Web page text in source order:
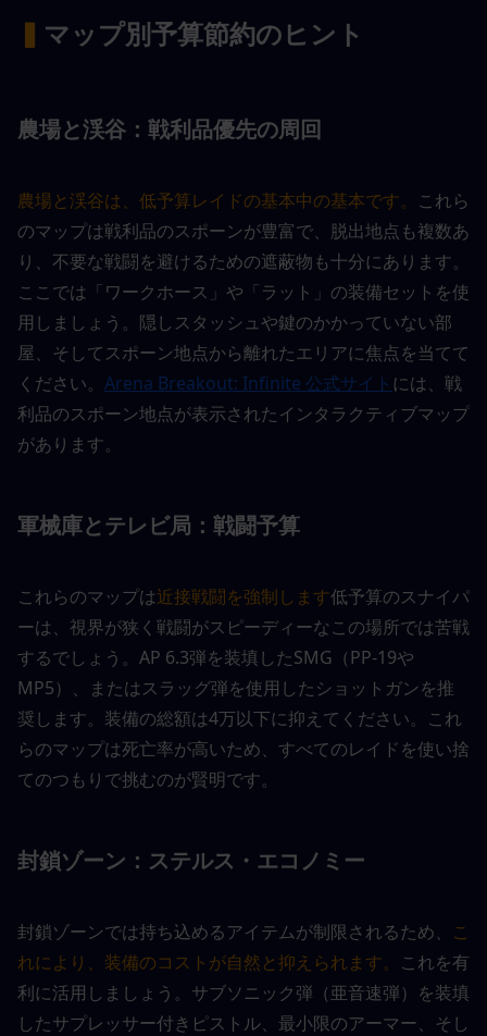
▍ マップ別予算節約のヒント
農場と渓谷：戦利品優先の周回
農場と渓谷は、低予算レイドの基本中の基本です。 これら
のマップは戦利品のスポーンが豊富で、脱出地点も複数あ
り、不要な戦闘を避けるための遮蔽物も十分にあります。
ここでは「ワークホース」や「ラット」の装備セットを使
用しましょう。隠しスタッシュや鍵のかかっていない部
屋、そしてスポーン地点から離れたエリアに焦点を当てて
ください。 Arena Breakout: Infinite 公式サイト には、戦
利品のスポーン地点が表示されたインタラクティブマップ
があります。
軍械庫とテレビ局：戦闘予算
これらのマップは近接戦闘を強制します低予算のスナイパ
ーは、視界が狭く戦闘がスピーディーなこの場所では苦戦
するでしょう。AP 6.3弾を装填したSMG（PP-19や
MP5）、またはスラッグ弾を使用したショットガンを推
奨します。装備の総額は4万以下に抑えてください。これ
らのマップは死亡率が高いため、すべてのレイドを使い捨
てのつもりで挑むのが賢明です。
封鎖ゾーン：ステルス・エコノミー
封鎖ゾーンでは持ち込めるアイテムが制限されるため、 こ
れにより、装備のコストが自然と抑えられます。 これを有
利に活用しましょう。サブソニック弾（亜音速弾）を装填
したサプレッサー付きピストル、最小限のアーマー、そし